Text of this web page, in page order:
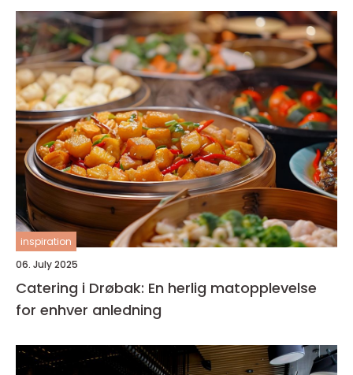
inspiration
06. July 2025
Catering i Drøbak: En herlig matopplevelse
for enhver anledning